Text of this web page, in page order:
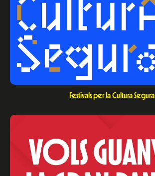
Festivals per la Cultura Segura